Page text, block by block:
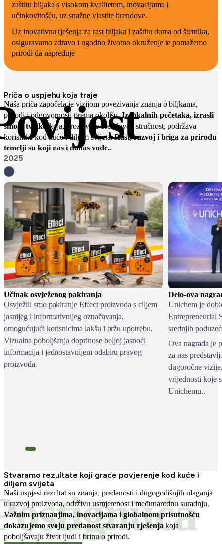
zaštitu biljaka s visokom kvalitetom, inovacijama i
učinkovitošću, uz snažne vlastite brendove.
Uz inovativna rješenja za rast biljaka i zaštitu doma od štetnika,
osiguravamo zdravo i ugodno životno okruženje te pomažemo
prirodi da napreduje
Priča o uspjehu koja traje
Naša priča započela je vizijom povezivanja znanja o biljkama,
prirodi i odgovornosti prema okolišu.Iz lokalnih početaka, izrasli
smo u tvrtkukoja, kroz svoje brendove i stručnost, podržava
korisnike kod kuće i diljem svijeta.Rast, razvoj i briga za prirodu
temelji su koji nas i danas vode..
2025
Učinak osvježenog pakiranja
Osvježili smo pakiranje Effect proizvoda s ciljem
jasnijeg i informativnijeg označavanja,
omogućujući korisnicima lakšu i bržu upotrebu.
Vizualna poboljšanja doprinose boljoj jasnoći
informacija i jednostavnijem odabiru pravog
proizvoda.
Delo-ova
Unichem je
Entrepreneurial
srednjih
Ova nagrada je
za nas
dugoročne
vrijednosti koje
Unichemu..
Stvaramo rezultate koji grade povjerenje kod kuće i
diljem svijeta
Naši uspjesi rezultat su znanja, predanosti i dugogodišnjih ulaganja
u razvoj proizvoda, održivu usmjerenost i međunarodnu suradnju.
Važnim priznanjima, inovacijama i globalnom prisutnošću
dokazujemo svoju predanost stvaranju rješenjakoja
poboljšavaju život ljudi i brinu o prirodi.